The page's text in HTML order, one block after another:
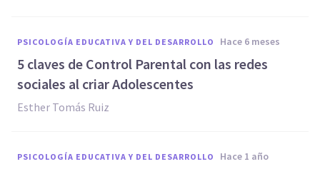
PSICOLOGÍA EDUCATIVA Y DEL DESARROLLO hace 6 meses
5 claves de Control Parental con las redes
sociales al criar Adolescentes
Esther Tomás Ruiz
PSICOLOGÍA EDUCATIVA Y DEL DESARROLLO hace 1 año